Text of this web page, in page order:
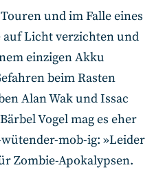
und im Falle eines
auf Licht verzichten und
einzigen Akku
beim Rasten
Alan Wak und Issac
Vogel mag es eher
mob-ig: »Leider
Zombie-Apokalypsen.